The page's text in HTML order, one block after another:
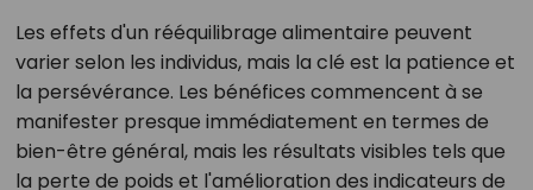
Les effets d'un rééquilibrage alimentaire peuvent
varier selon les individus, mais la clé est la patience et
la persévérance. Les bénéfices commencent à se
manifester presque immédiatement en termes de
bien-être général, mais les résultats visibles tels que
la perte de poids et l'amélioration des indicateurs de